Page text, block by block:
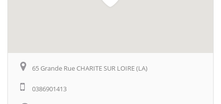
65 Grande Rue CHARITE SUR LOIRE (LA)
0386901413